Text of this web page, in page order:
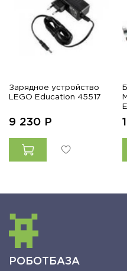
Зарядное устройство
LEGO Education 45517
9 230 Р
РОБОТБАЗА